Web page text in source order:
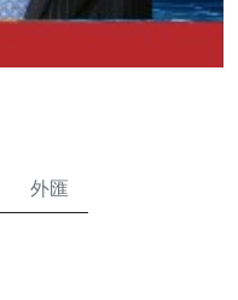
外匯